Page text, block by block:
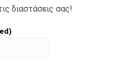
διαστάσεις σας!